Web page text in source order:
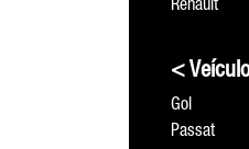
Renault
<
Gol
Passat